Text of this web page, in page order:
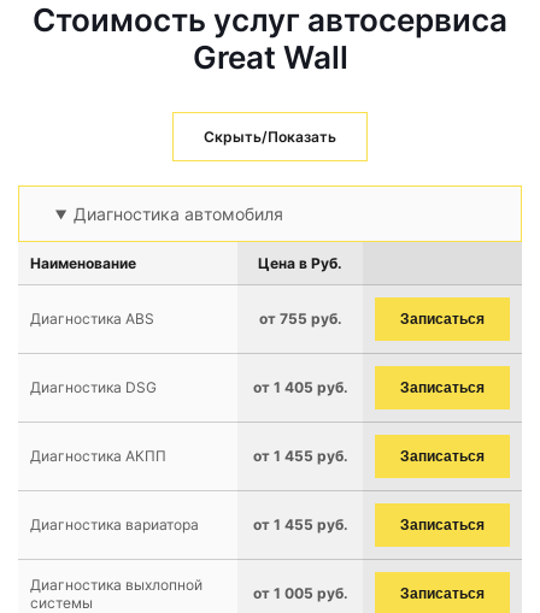
Стоимость услуг автосервиса
Great Wall
Скрыть/Показать
Диагностика автомобиля
Наименование Цена в Руб.
Диагностика ABS от 755 руб. Записаться
Диагностика DSG от 1 405 руб. Записаться
Диагностика АКПП от 1 455 руб. Записаться
Диагностика вариатора от 1 455 руб. Записаться
Диагностика выхлопной
системы
от 1 005 руб. Записаться